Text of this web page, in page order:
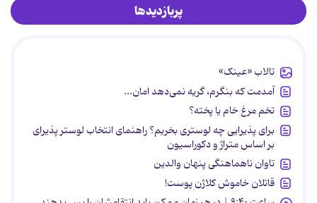
پربازدیدها
تالاب «عینک»
آمدمت که بنگرم، گریه نمی‌دهد امان...
تخم مرغ خام یا پخته؟
برای پذیرایی چه لوستری بخریم؟ راهنمای انتخاب لوستر پذیرای
بر اساس متراژ و دکوراسیون
تاوان ناهماهنگی پنهان والدین
قاتلان خاموش کلاژن پوست!